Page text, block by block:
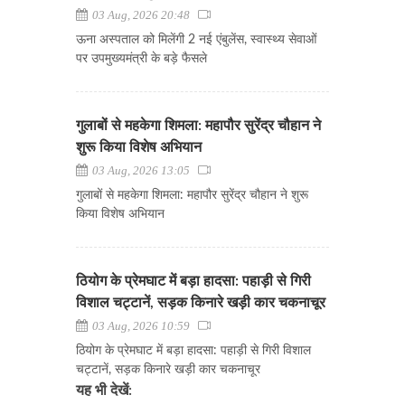
03 Aug, 2026 20:48
ऊना अस्पताल को मिलेंगी 2 नई एंबुलेंस, स्वास्थ्य सेवाओं
पर उपमुख्यमंत्री के बड़े फैसले
गुलाबों से महकेगा शिमला: महापौर सुरेंद्र चौहान ने
शुरू किया विशेष अभियान
03 Aug, 2026 13:05
गुलाबों से महकेगा शिमला: महापौर सुरेंद्र चौहान ने शुरू
किया विशेष अभियान
ठियोग के प्रेमघाट में बड़ा हादसा: पहाड़ी से गिरी
विशाल चट्टानें, सड़क किनारे खड़ी कार चकनाचूर
03 Aug, 2026 10:59
ठियोग के प्रेमघाट में बड़ा हादसा: पहाड़ी से गिरी विशाल
चट्टानें, सड़क किनारे खड़ी कार चकनाचूर
यह भी देखें: